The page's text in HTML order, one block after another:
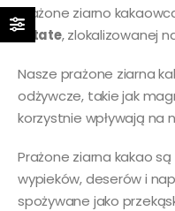
Prażone ziarno
Estate, zlokalizowanej
Nasze prażone ziarna
odżywcze, takie jak
korzystnie wpływają na
Prażone ziarna kakao
wypieków, deserów i
spożywane jako